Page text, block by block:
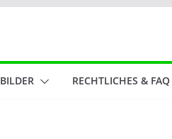
BILDER RECHTLICHES & FAQ